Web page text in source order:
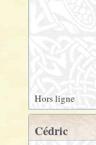
Hors ligne
Cédric